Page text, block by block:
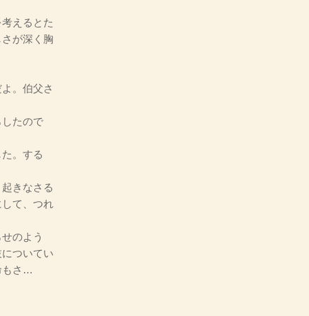
えるとた
が深く胸
。伯父さ
たので
。する
きなさる
て、つれ
のよう
ついてい
もさ…